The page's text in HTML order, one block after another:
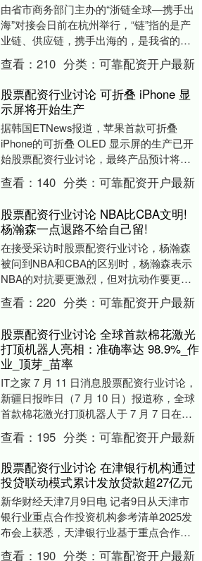
由省市商务部门主办的“浙链全球—携手出
海”对接会日前在杭州举行，“链”指的是产
业链、供应链，携手出海的，是我省的工
程承包企业和外贸企业，两大企业携手闯
荡海外市场....
查看：210 分类：可靠配资开户最新
股票配资行业讨论 可折叠 iPhone 显
示屏将开始生产
据韩国ETNews报道，苹果首款可折叠
iPhone的可折叠 OLED 显示屏的生产已开
始股票配资行业讨论，最终产品预计将于
明年上市。首批可折叠 iPhone 的....
查看： 140 分类：可靠配资开户最新
股票配资行业讨论 NBA比CBA文明!
杨瀚森一点退路不给自己留!
在接受采访时股票配资行业讨论，杨瀚森
被问到NBA和CBA的区别时，杨瀚森表示
NBA的对抗要更激烈，但对抗动作要更文
明。 这句话把一众的采访记者都弄懵了，
什么叫作....
查看：220 分类：可靠配资开户最新
股票配资行业讨论 全球首款棉花激光
打顶机器人亮相：准确率达 98.9%_作
业_顶芽_苗率
IT之家 7 月 11 日消息股票配资行业讨论，
新疆日报昨日（7 月 10 日）报道称，全球
首款棉花激光打顶机器人于 7 月 7 日在昌
吉市榆树沟镇亮相，棉花顶....
查看： 195 分类：可靠配资开户最新
股票配资行业讨论 在津银行机构通过
投贷联动模式累计发放贷款超27亿元
新华财经天津7月9日电 记者9日从天津市
银行业重点合作投资机构参考清单2025发
布会上获悉，天津银行业基于重点合作投
资机构参考清单（简称“投资机构清单”），
查看： 190 分类：可靠配资开户最新